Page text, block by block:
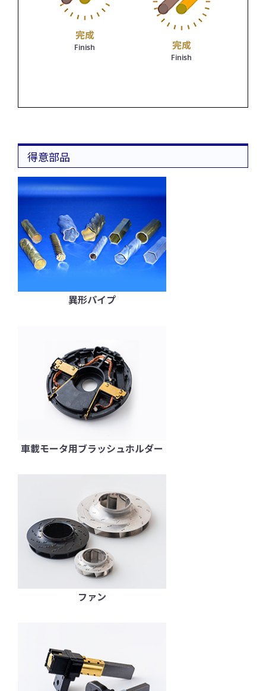
完成
Finish 完成
Finish
得意部品
異形パイプ
車載モータ用ブラッシュホルダー
ファン